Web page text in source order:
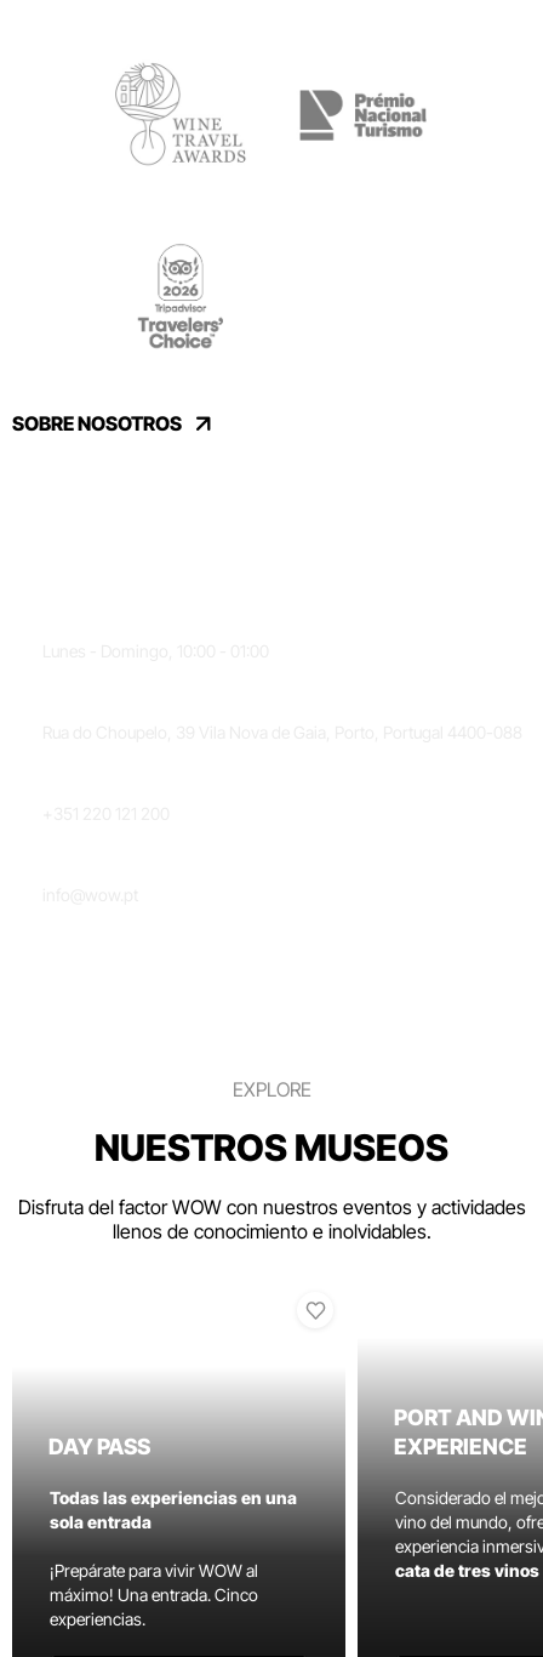
SOBRE NOSOTROS
EXPLORE
NUESTROS MUSEOS
Disfruta del factor WOW con nuestros eventos y actividades
llenos de conocimiento e inolvidables.
DAY PASS
Todas las experiencias en una
sola entrada
¡Prepárate para vivir WOW al
máximo! Una entrada. Cinco
experiencias.
PORT AND
EXPERIENCE
Considerado el
vino del mundo,
experiencia
cata de tres